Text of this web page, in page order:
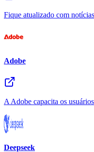
Fique atualizado com
Adobe
A Adobe capacita os
Deepseek